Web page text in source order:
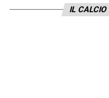
La conferma diIL CALCIO